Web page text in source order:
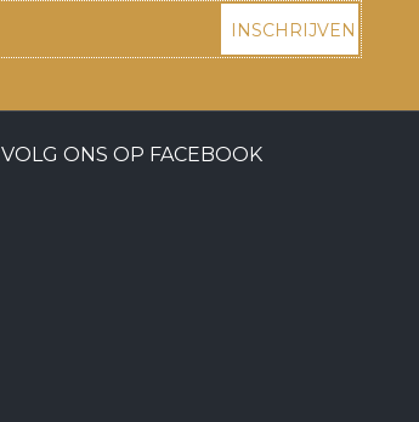
INSCHRIJVEN
VOLG ONS OP FACEBOOK